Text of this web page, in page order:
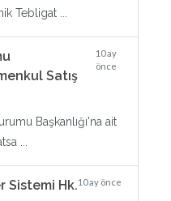
Tebligat ...
Satış
10 ay
önce
Başkanlığı'na ait
...
Sistemi Hk.10 ay önce